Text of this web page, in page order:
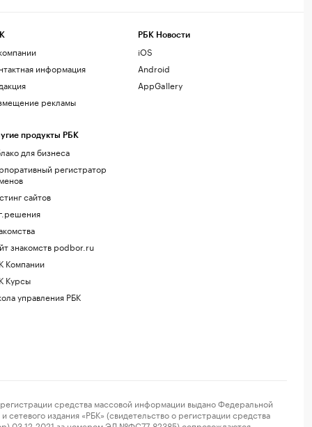
информация
рекламы
продукты РБК
для бизнеса
регистратор
сайтов
знакомств podbor.ru
Компании
Курсы
управления РБК
РБК Новости
iOS
Android
AppGallery
средства массовой информации выдано Федеральной
издания «РБК» (свидетельство о регистрации средства